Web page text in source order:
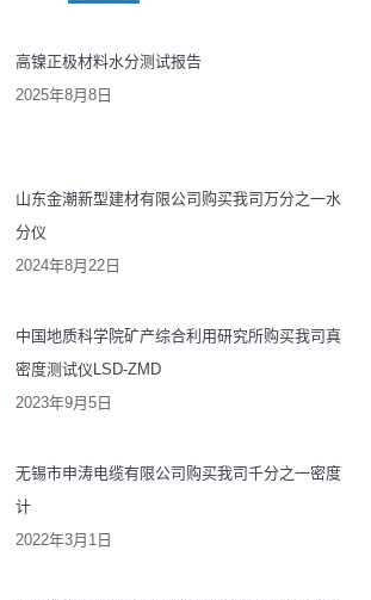
高镍正极材料水分测试报告
2025年8月8日
山东金潮新型建材有限公司购买我司万分之一水
分仪
2024年8月22日
中国地质科学院矿产综合利用研究所购买我司真
密度测试仪LSD-ZMD
2023年9月5日
无锡市申涛电缆有限公司购买我司千分之一密度
计
2022年3月1日